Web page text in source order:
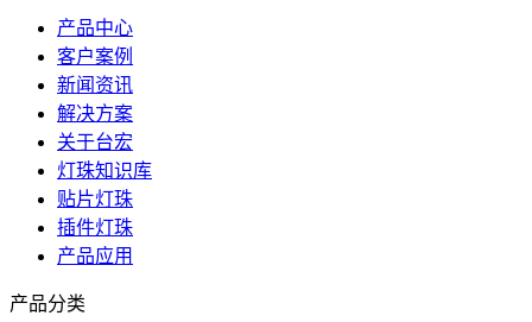
产品中心
客户案例
新闻资讯
解决方案
关于台宏
灯珠知识库
贴片灯珠
插件灯珠
产品应用
产品分类